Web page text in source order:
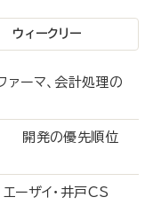
ウィークリー
ーマ、会計処理の
開発の優先順位
ーザイ・井戸CS